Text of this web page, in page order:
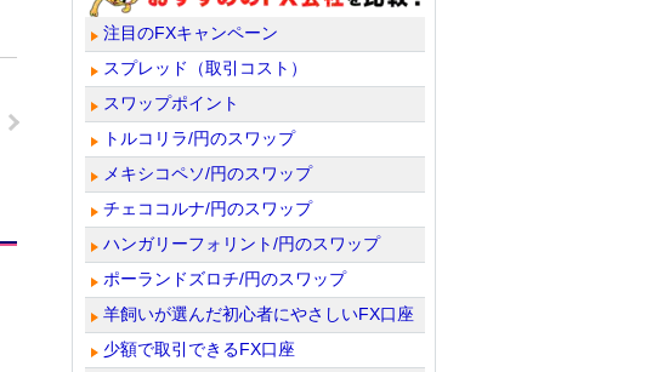
注目のFXキャンペーン
スプレッド（取引コスト）
スワップポイント
トルコリラ/円のスワップ
メキシコペソ/円のスワップ
チェココルナ/円のスワップ
ハンガリーフォリント/円のスワップ
ポーランドズロチ/円のスワップ
羊飼いが選んだ初心者にやさしいFX口座
少額で取引できるFX口座